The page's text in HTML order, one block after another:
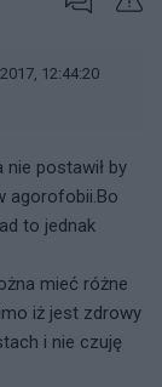
12:44:20
postawił by
agorofobii.Bo
to jednak
mieć różne
iż jest zdrowy
i nie czuję